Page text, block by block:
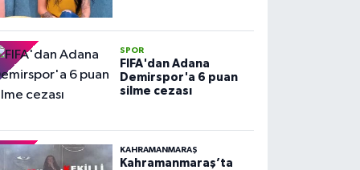
SPOR
FIFA'dan Adana
Demirspor'a 6 puan
silme cezası
KAHRAMANMARAŞ
Kahramanmaraş’ta